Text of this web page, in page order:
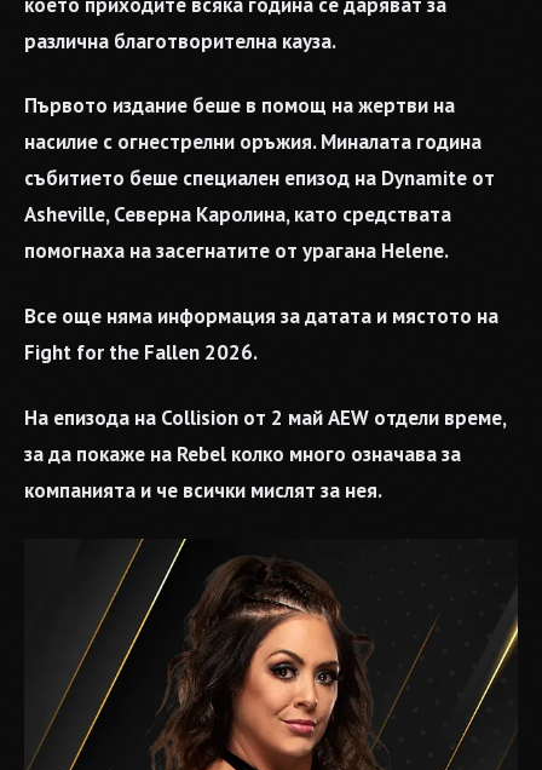
различна благотворителна кауза.
Първото издание беше в помощ на жертви на
насилие с огнестрелни оръжия. Миналата година
събитието беше специален епизод на Dynamite от
Asheville, Северна Каролина, като средствата
помогнаха на засегнатите от урагана Helene.
Все още няма информация за датата и мястото на
Fight for the Fallen 2026.
На епизода на Collision от 2 май AEW отдели време,
за да покаже на Rebel колко много означава за
компанията и че всички мислят за нея.